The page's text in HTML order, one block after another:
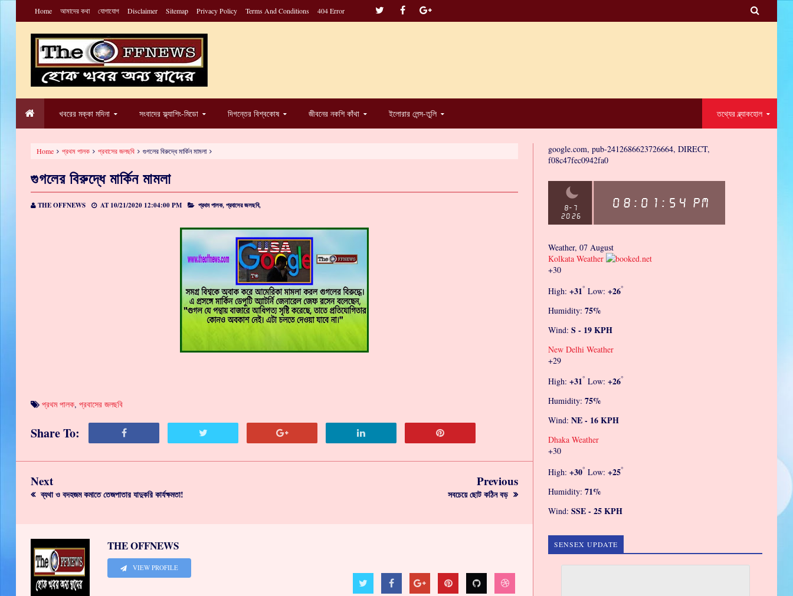
Home আমাদের কথা যোগাযোগ Disclaimer Sitemap Privacy Policy Terms And Conditions 404 Error 
খবরের মক্কা মদিনা সংবাদের ফ্ল্যাশিং-মিডো দিগন্তের বিশ্বকোষ জীবনের নকশি কাঁথা ইলোরার লেন্স-তুলি তথ্যের ব্ল্যাকহোল
Home প্রথম পালক প্রবাসের জলছবি গুগলের বিরুদ্ধে মার্কিন মামলা
গুগলের বিরুদ্ধে মার্কিন মামলা
THE OFFNEWS AT 10/21/2020 12:04:00 PM প্রথম পালক,প্রবাসের জলছবি,
প্রথম পালক, প্রবাসের জলছবি
Share To:
Next
ব্যথা ও বদহজম কমাতে তেজপাতার যাদুকরি কার্যক্ষমতা!
Previous
সবচেয়ে ছোট কঠিন বড়
THE OFFNEWS
VIEW PROFILE
google.com, pub-2412686623726664, DIRECT,
f08c47fec0942fa0
Weather, 07 August
Kolkata Weather
+30
High:+31° Low:+26°
Humidity:75%
Wind:S - 19 KPH
New Delhi Weather
+29
High:+31° Low:+26°
Humidity:75%
Wind:NE - 16 KPH
Dhaka Weather
+30
High:+30° Low:+25°
Humidity:71%
Wind:SSE - 25 KPH
SENSEX UPDATE